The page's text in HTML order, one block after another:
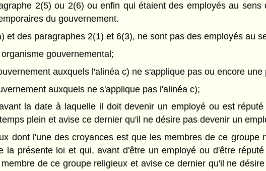
2(5) ou 2(6) ou enfin qui étaient des employés au
du gouvernement.
et des paragraphes 2(1) et 6(3), ne sont pas des employés au
gouvernemental;
auxquels l'alinéa c) ne s'applique pas ou encore
auxquels ne s'applique pas l'alinéa c);
la date à laquelle il doit devenir un employé ou est
plein et avise ce dernier qu'il ne désire pas devenir un
dont l'une des croyances est que les membres de ce
la présente loi et qui, avant d'être un employé ou d'être
de ce groupe religieux et avise ce dernier qu'il ne